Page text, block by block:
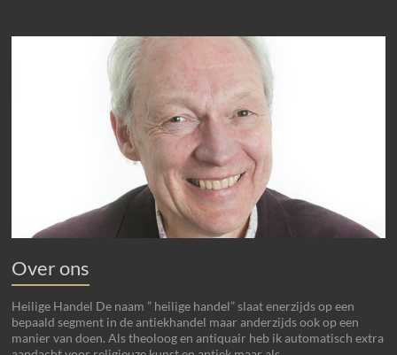
Over ons
Heilige Handel De naam ” heilige handel” slaat enerzijds op een
bepaald segment in de antiekhandel maar anderzijds ook op een
manier van doen. Als theoloog en antiquair heb ik automatisch extra